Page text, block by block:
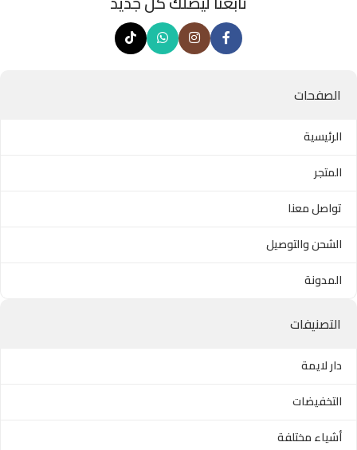
الصفحات
الرئيسية
المتجر
تواصل معنا
الشحن والتوصيل
المدونة
التصنيفات
دار لايمة
التخفيضات
أشياء مختلفة